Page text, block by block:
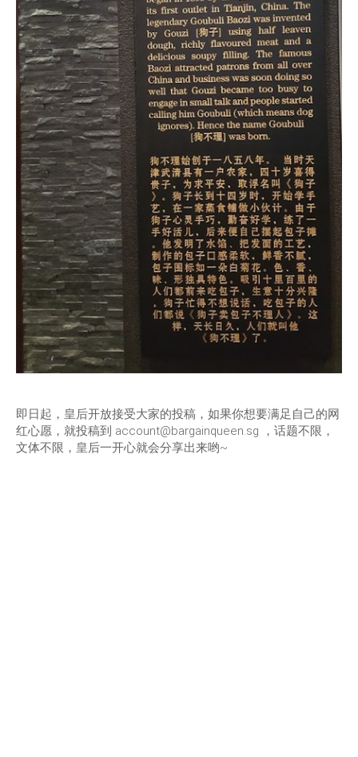
即日起，皇后开放接受大家的投稿，如果你想要满足自己的网
红心愿，就投稿到 account@bargainqueen.sg ，话题不限，
文体不限，皇后一开心就会分享出来哟~